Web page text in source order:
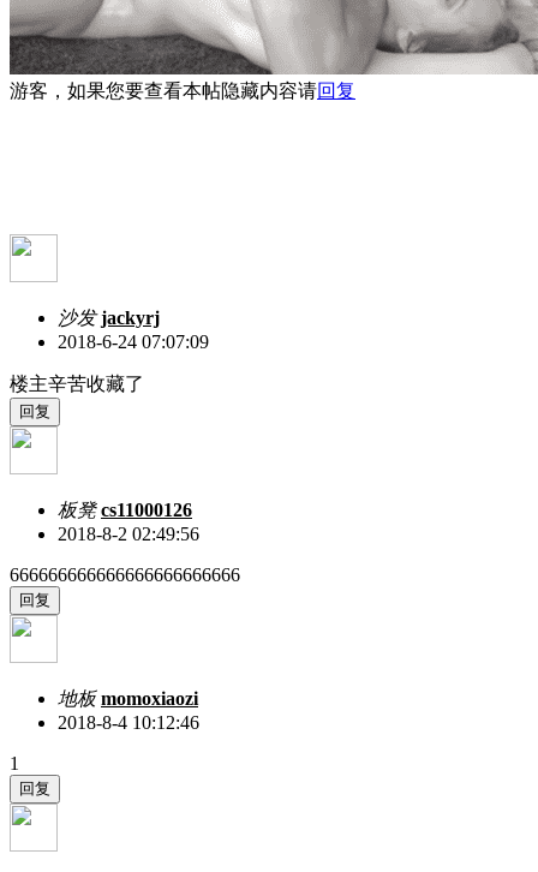
游客，如果您要查看本帖隐藏内容请回复
沙发 jackyrj
2018-6-24 07:07:09
楼主辛苦收藏了
板凳 cs11000126
2018-8-2 02:49:56
666666666666666666666666
地板 momoxiaozi
2018-8-4 10:12:46
1